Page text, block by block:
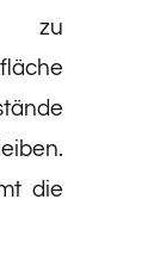
zu
die